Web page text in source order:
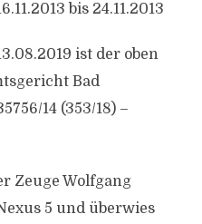
bis 24.11.2013
ist der oben
Bad
14 (353/18) –
Zeuge Wolfgang
5 und überwies